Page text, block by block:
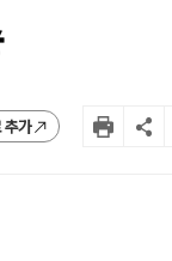
추가